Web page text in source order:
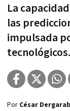
La
las
impulsada
tecnológicos.
Por César